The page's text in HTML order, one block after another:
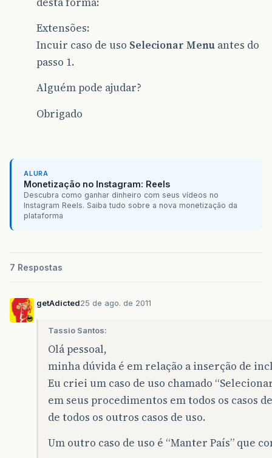
Extensões:
Incuir caso de uso Selecionar Menu antes do
passo 1.
Alguém pode ajudar?
Obrigado
ALURA
Monetização no Instagram: Reels
Descubra como ganhar dinheiro com seus vídeos no
Instagram Reels. Saiba tudo sobre a nova monetização da
plataforma
7 Respostas
getAdicted25 de ago. de 2011
Tassio Santos:
Olá pessoal,
minha dúvida é em relação a inserção de
Eu criei um caso de uso chamado
em seus procedimentos em todos os casos
de todos os outros casos de uso.
Um outro caso de uso é “Manter País” que